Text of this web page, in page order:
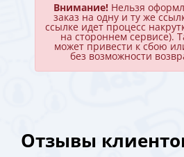
Внимание! Нельзя
заказ на одну и ту же
ссылке идет процесс
на стороннем сервисе).
может привести к сбою
без возможности
Отзывы